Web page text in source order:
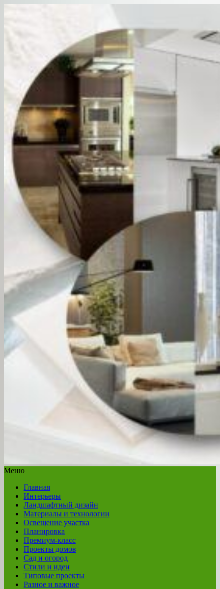
Меню
Главная
Интерьеры
Ландшафтный дизайн
Материалы и технологии
Освещение участка
Планировка
Премиум-класс
Проекты домов
Сад и огород
Стили и идеи
Типовые проекты
Разное и важное